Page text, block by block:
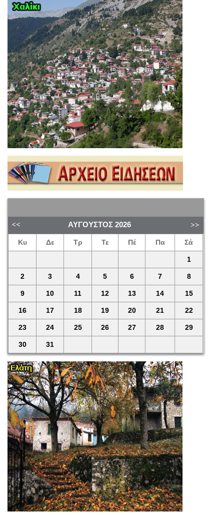
ΑΎΓΟΥΣΤΟΣ 2026
Κυ Δε Τρ Τε Πέ Πα Σά
1
2 3 4 5 6 7 8
9 10 11 12 13 14 15
16 17 18 19 20 21 22
23 24 25 26 27 28 29
30 31